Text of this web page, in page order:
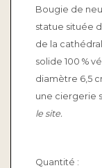
Bougie de
statue située
de la
solide 100 %
diamètre 6,5
une ciergerie
le site.
Quantité :